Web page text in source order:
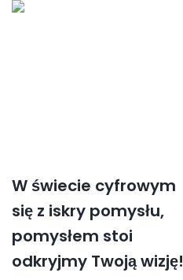
W świecie cyfrowym
się z iskry pomysłu,
pomysłem stoi
odkryjmy Twoją wizję!